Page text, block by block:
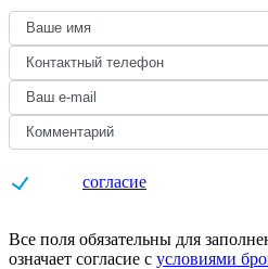
согласие
Все поля обязательны для
означает согласие с условиями